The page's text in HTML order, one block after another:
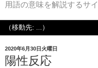
用語の意味を解説するサイ
2020年6月30日火曜日
陽性反応